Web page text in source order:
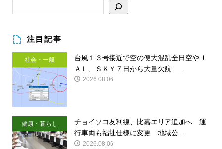
注目記事
社会・一般
台風１３号接近で空の便大混乱全日空やＪ
ＡＬ、ＳＫＹ７日から大量欠航 ...
2026.08.06
健康・暮らし
チョイソコ友利線、比嘉エリア追加へ 運
行車両も福祉仕様に変更 地域公...
2026.08.06